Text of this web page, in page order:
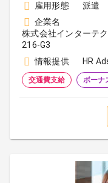
雇用形態
派遣
企業名
株式会社インターテ
216-G3
情報提供
HR
交通費支給 ボーナ